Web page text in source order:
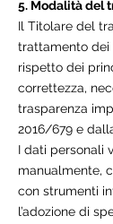
5. Modalità del
Il Titolare del
trattamento dei
rispetto dei
correttezza,
trasparenza
2016/679 e
I dati personali
manualmente,
con strumenti
l’adozione di